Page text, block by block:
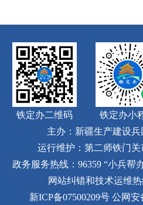
铁定办二维码 铁定办小
主办：新疆生产建设
运行维护：第二师铁门
政务服务热线：96359 “小兵帮
网站纠错和技术运维热
新ICP备07500209号 公网安